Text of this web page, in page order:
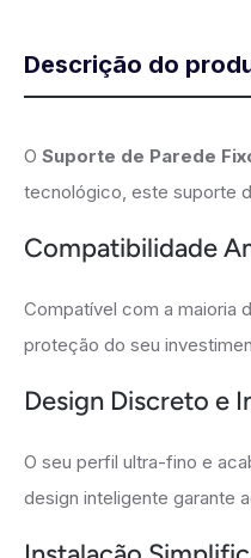
Descrição do
O Suporte de Parede
tecnológico, este suporte
Compatibilidade
Compatível com a maioria
proteção do seu
Design Discreto e
O seu perfil ultra-fino e
design inteligente garante